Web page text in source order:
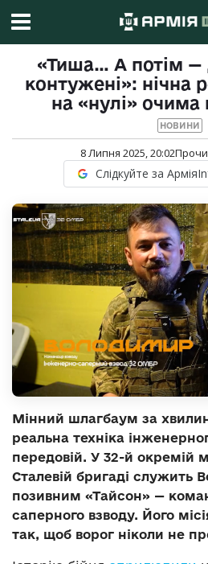
«Тиша… А потім —
контужені»: нічна
на «нулі»
НОВИНИ
8 Липня 2025, 20:02
Слідкуйте за
Мінний шлагбаум за
реальна техніка
передовій. У 32-й окремій
Сталевій бригаді служить
позивним «Тайсон» —
саперного взводу. Його
так, щоб ворог ніколи не